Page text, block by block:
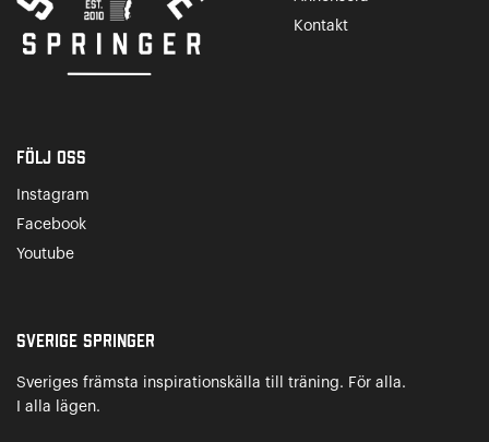
Kontakt
Följ oss
Instagram
Facebook
Youtube
Sverige Springer
Sveriges främsta inspirationskälla till träning. För alla.
I alla lägen.